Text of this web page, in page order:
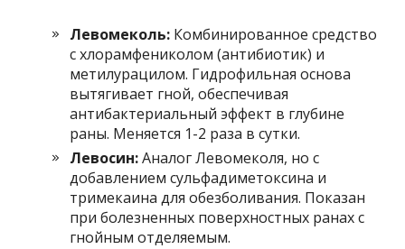
Левомеколь: Комбинированное средство
с хлорамфениколом (антибиотик) и
метилурацилом. Гидрофильная основа
вытягивает гной, обеспечивая
антибактериальный эффект в глубине
раны. Меняется 1-2 раза в сутки.
Левосин:Аналог Левомеколя, но с
добавлением сульфадиметоксина и
тримекаина для обезболивания. Показан
при болезненных поверхностных ранах с
гнойным отделяемым.